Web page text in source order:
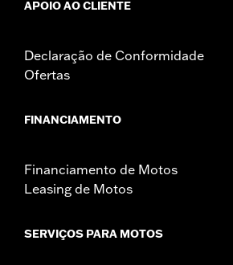
APOIO AO CLIENTE
Declaração de Conformidade
Ofertas
FINANCIAMENTO
Financiamento de Motos
Leasing de Motos
SERVIÇOS PARA MOTOS